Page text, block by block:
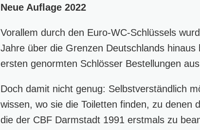
Neue Auflage 2022
Vorallem durch den Euro-WC-Schlüssels
Jahre über die Grenzen Deutschlands
ersten genormten Schlösser Bestellungen
Doch damit nicht genug: Selbstverständlich
wissen, wo sie die Toiletten finden, zu denen
die der CBF Darmstadt 1991 erstmals zu